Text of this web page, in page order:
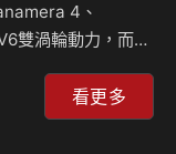
4、
雙渦輪動力，而
能表現足以讓諸多
與懸吊則讓
看更多